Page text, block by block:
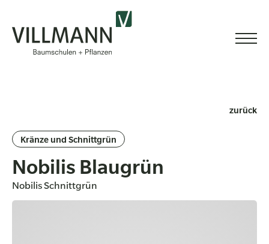
zurück
Kränze und Schnittgrün
Nobilis Blaugrün
Nobilis Schnittgrün